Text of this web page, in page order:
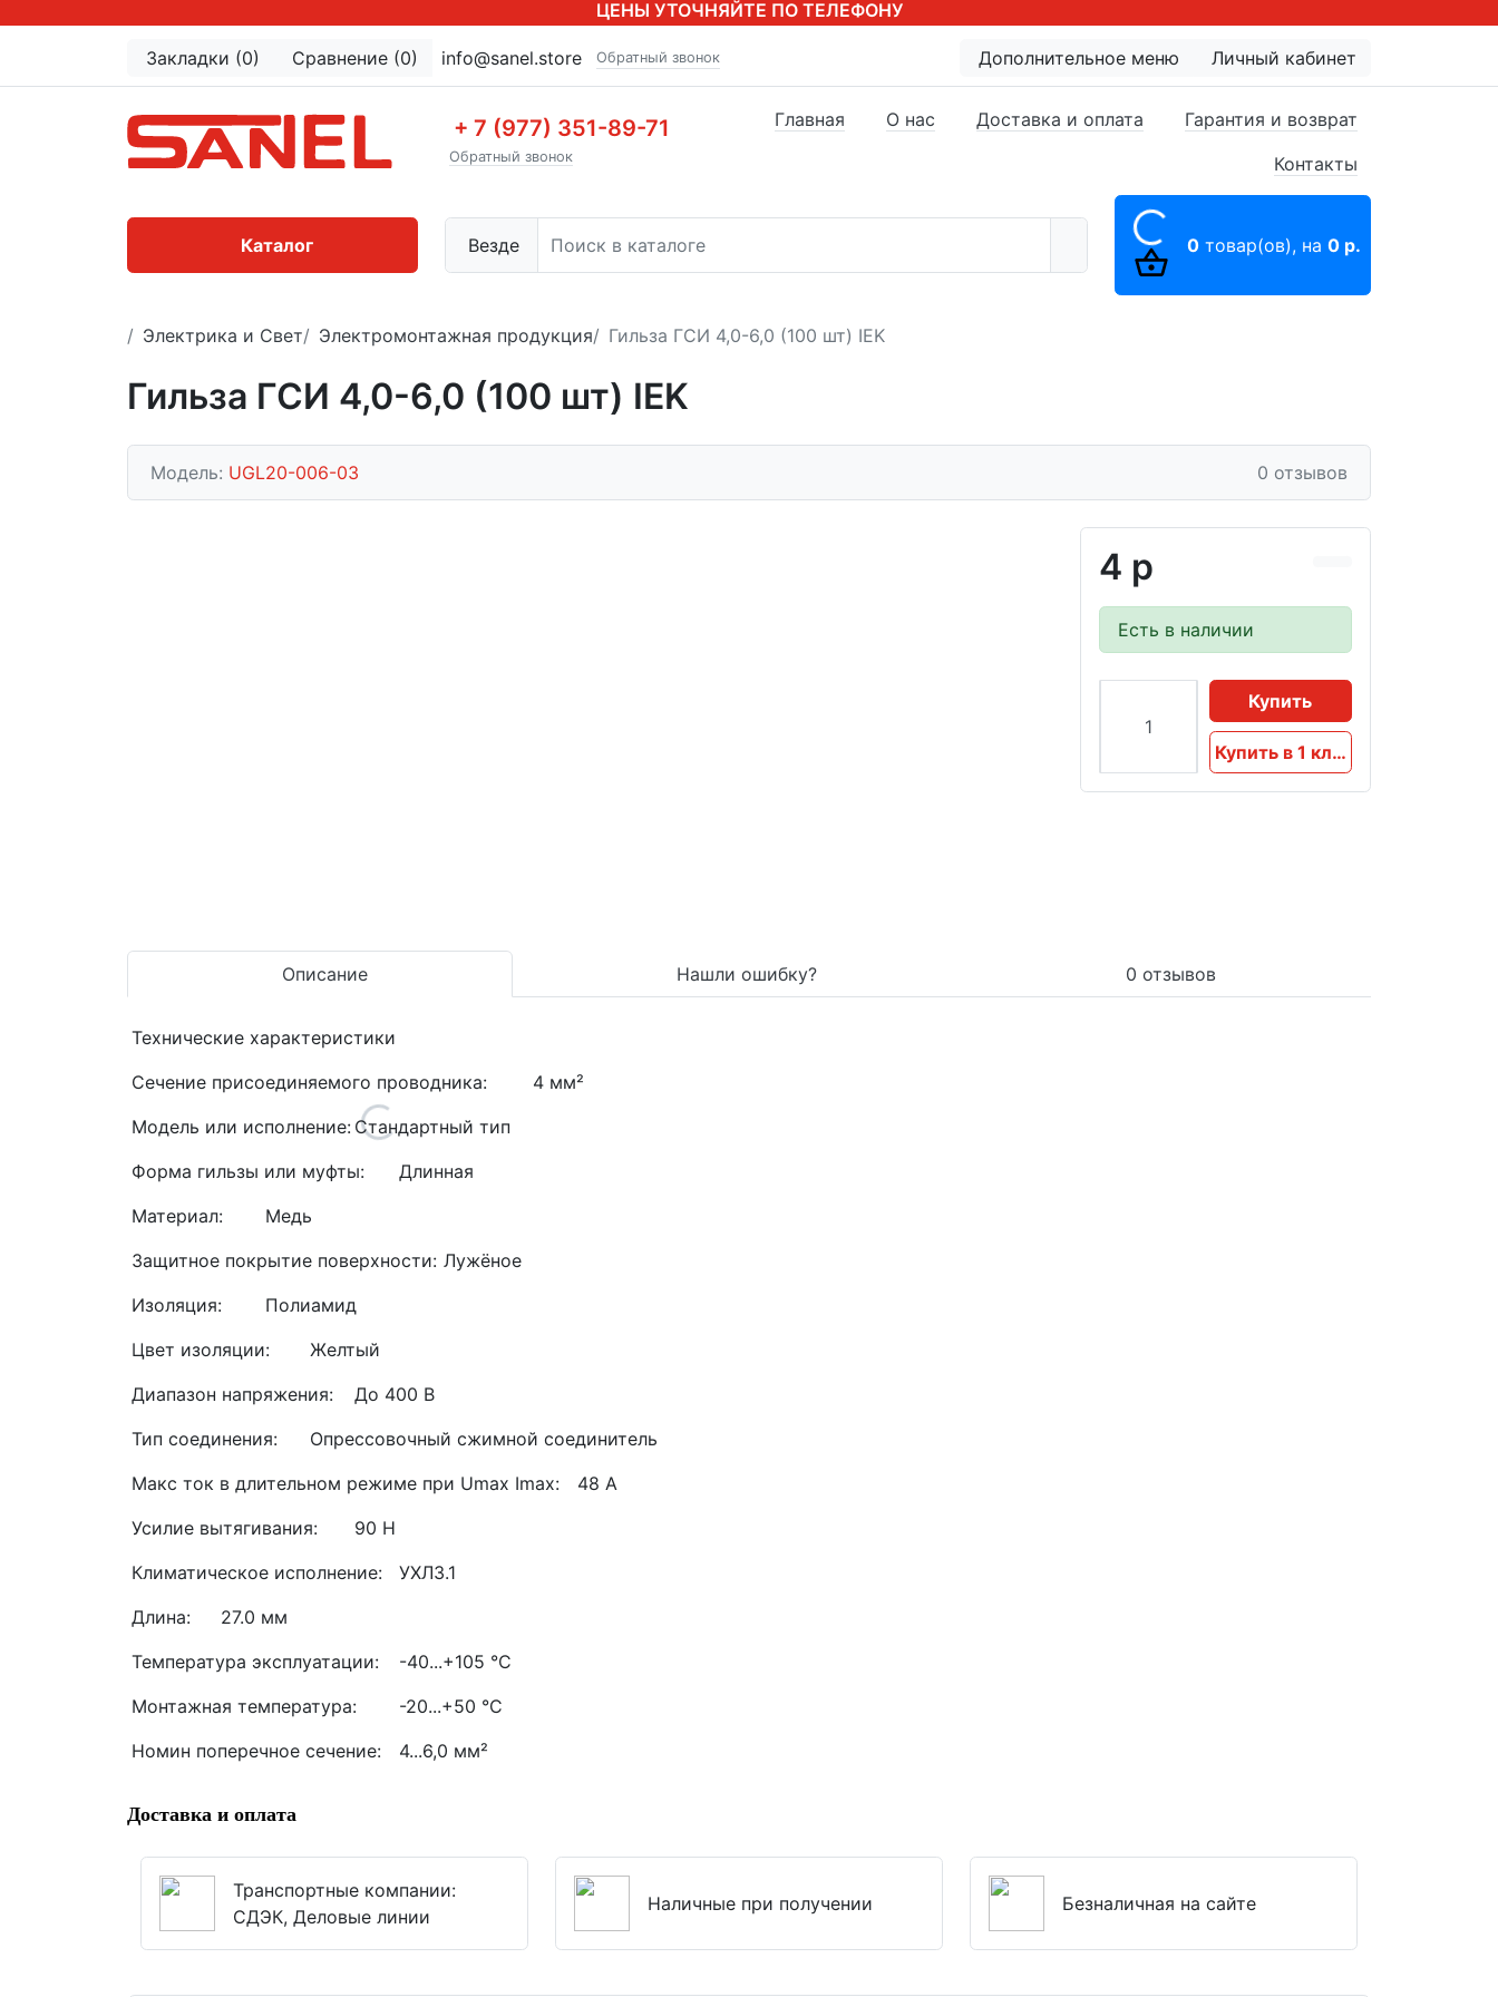
ЦЕНЫ УТОЧНЯЙТЕ ПО ТЕЛЕФОНУ
Закладки (0) Сравнение (0) info@sanel.store Обратный звонок Дополнительное меню Личный кабинет
+ 7 (977) 351-89-71
Обратный звонок
Везде
Главная О нас Доставка и оплата
Гарантия и возврат
Контакты
0 товар(ов), на 0 р.
Каталог
Электрика и Свет Электромонтажная продукция Гильза ГСИ 4,0-6,0 (100 шт) IEK
Гильза ГСИ 4,0-6,0 (100 шт) IEK
Модель: UGL20-006-03 0 отзывов
4 р
Есть в наличии
Купить
Купить в 1 клик
Описание Нашли ошибку? 0 отзывов
Технические характеристики
Сечение присоединяемого проводника:
4 мм²
Модель или исполнение: Стандартный тип
Форма гильзы или муфты:
Длинная
Материал:
Медь
Защитное покрытие поверхности: Лужёное
Изоляция:
Полиамид
Цвет изоляции:
Желтый
Диапазон напряжения:
До 400 В
Тип соединения:
Опрессовочный сжимной соединитель
Макс ток в длительном режиме при Umax Imax:
48 А
Усилие вытягивания:
90 Н
Климатическое исполнение:
УХЛ3.1
Длина:
27.0 мм
Температура эксплуатации:
-40...+105 °C
Монтажная температура:
-20...+50 °C
Номин поперечное сечение:
4...6,0 мм²
Доставка и оплата
Транспортные компании:
СДЭК, Деловые линии
Наличные при получении Безналичная на сайте